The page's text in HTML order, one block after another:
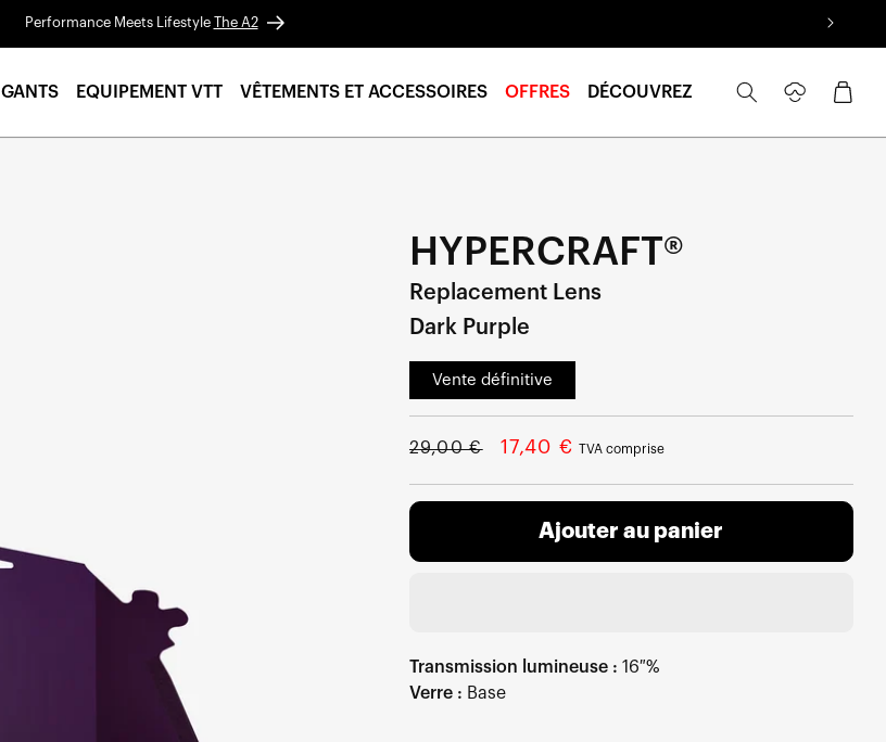
Performance Meets Lifestyle The A2
GANTS EQUIPEMENT VTT VÊTEMENTS ET ACCESSOIRES OFFRES DÉCOUVREZ
connecter
Panier
HYPERCRAFT®
Replacement Lens
Dark Purple
Vente définitive
Prix
29,00 €
Prix
17,40 € TVA comprise
Ajouter au panier
Transmission lumineuse : 16 %
Verre : Base